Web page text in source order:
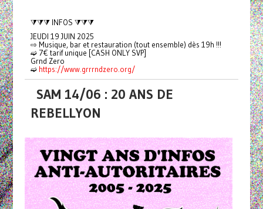
⧩⧩⧩ INFOS ⧩⧩⧩
JEUDI 19 JUIN 2025
⇨ Musique, bar et restauration (tout ensemble) dès 19h !!!
➫ 7€ tarif unique [CASH ONLY SVP]
Grnd Zero
➫ https://www.grrrndzero.org/
SAM 14/06 : 20 ANS DE
REBELLYON